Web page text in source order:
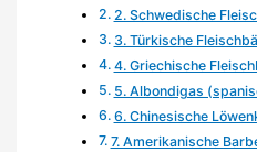
2. Schwedische
3. Türkische
4. Griechische
5. Albondigas
6. Chinesische
7. Amerikanische